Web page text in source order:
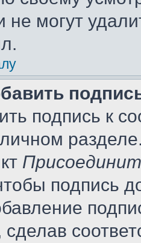
не могут
подпись к
подпись